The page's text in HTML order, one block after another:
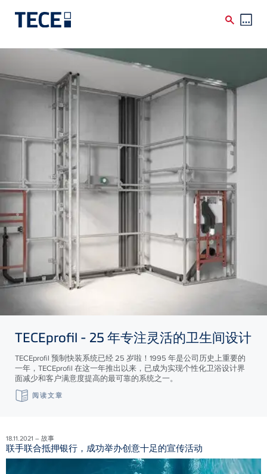
Skip to main content
TECEprofil - 25 年专注灵活的卫生间设计
TECEprofil 预制快装系统已经 25 岁啦！1995 年是公司历史上重要的
一年，TECEprofil 在这一年推出以来，已成为实现个性化卫浴设计界
面减少和客户满意度提高的最可靠的系统之一。
阅读文章
18.11.2021 – 故事
联手联合抵押银行，成功举办创意十足的宣传活动